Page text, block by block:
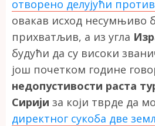
отворено делујући
овакав исход несумњиво
прихватљив, а из угла
будући да су високи
још почетком године
недопустивости раста
Сирији за који тврде да
директног сукоба две